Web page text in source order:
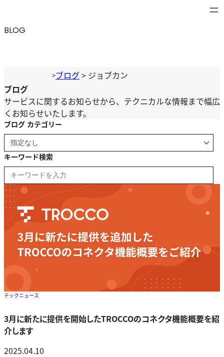
を
BLOG
>ブログ> ジョブカン
ブログ
サービスに関するお知らせから、テクニカルな情報まで幅広
くお知らせいたします。
ブログ カテゴリー
キーワード検索
テックニュース
3月に新たに提供を開始したTROCCOのコネクタ機能概要を紹
介します
2025.04.10